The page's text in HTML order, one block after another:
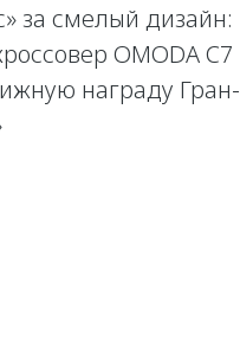
за смелый дизайн:
OMODA C7
награду Гран-